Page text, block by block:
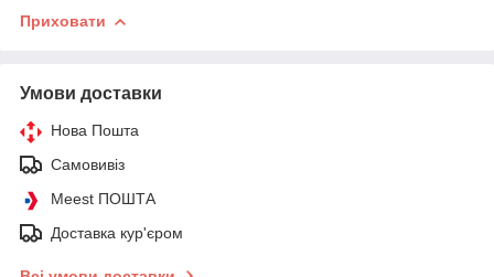
Приховати
Умови доставки
Нова Пошта
Самовивіз
Meest ПОШТА
Доставка кур'єром